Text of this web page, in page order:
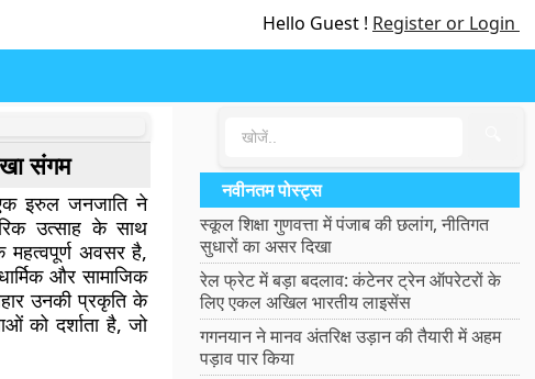
Hello Guest ! Register or Login
संगम
इरुल जनजाति ने
उत्साह के साथ
महत्वपूर्ण अवसर है,
और सामाजिक
उनकी प्रकृति के
को दर्शाता है, जो
नवीनतम पोस्ट्स
स्कूल शिक्षा गुणवत्ता में पंजाब की छलांग, नीतिगत
सुधारों का असर दिखा
रेल फ्रेट में बड़ा बदलाव: कंटेनर ट्रेन ऑपरेटरों के
लिए एकल अखिल भारतीय लाइसेंस
गगनयान ने मानव अंतरिक्ष उड़ान की तैयारी में अहम
पड़ाव पार किया